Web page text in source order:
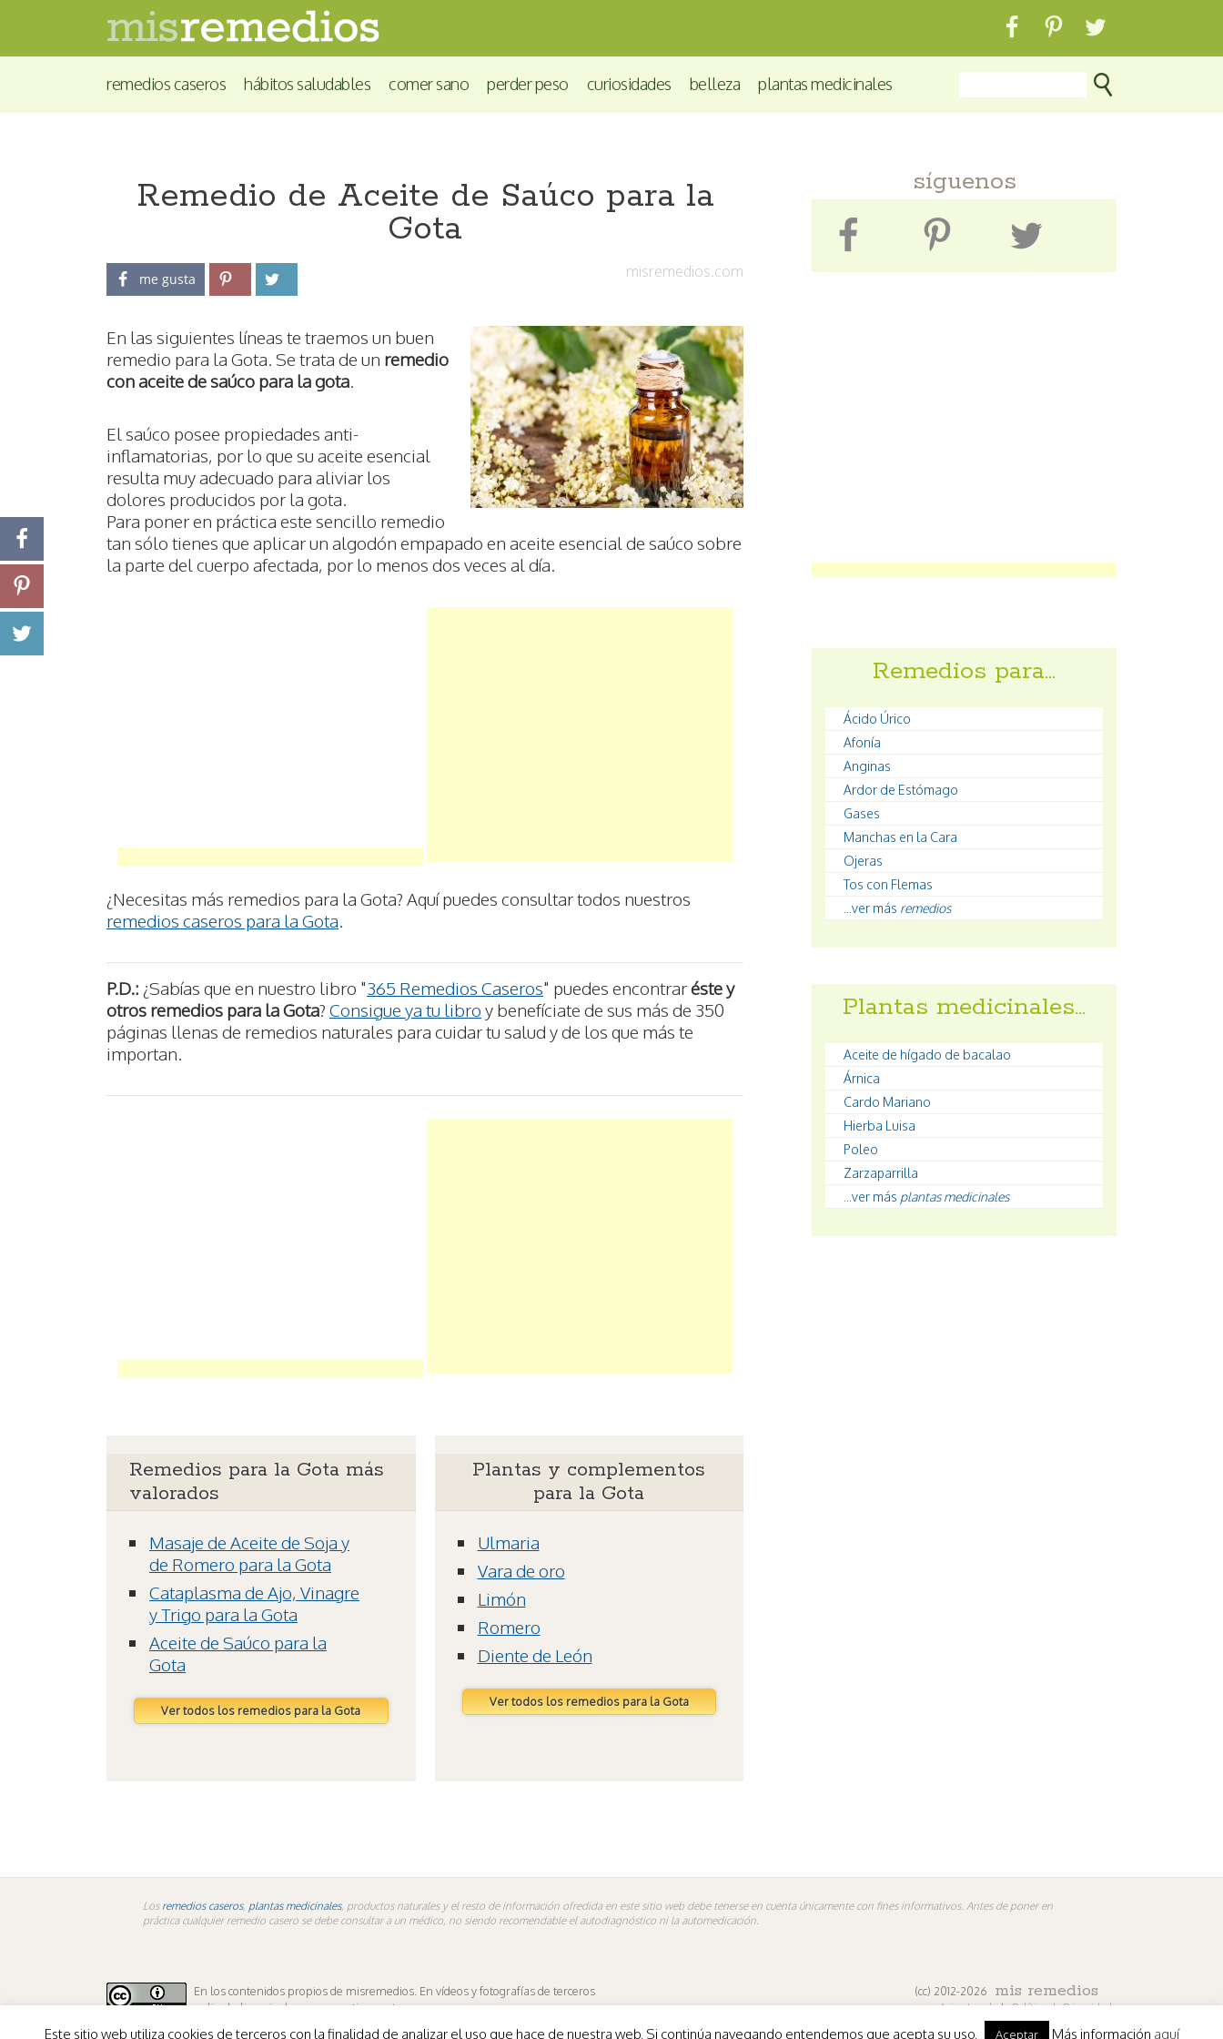
remedios caseros hábitos saludables comer sano perder peso curiosidades belleza plantas medicinales
Remedio de Aceite de Saúco para la
Gota
misremedios.com
me gusta
En las siguientes líneas te traemos un buen
remedio para la Gota. Se trata de un remedio
con aceite de saúco para la gota.
El saúco posee propiedades anti-
inflamatorias, por lo que su aceite esencial
resulta muy adecuado para aliviar los
dolores producidos por la gota.
Para poner en práctica este sencillo remedio
tan sólo tienes que aplicar un algodón empapado en aceite esencial de saúco sobre
la parte del cuerpo afectada, por lo menos dos veces al día.
¿Necesitas más remedios para la Gota? Aquí puedes consultar todos nuestros
remedios caseros para la Gota
P.D.: ¿Sabías que en nuestro libro "365 Remedios Caseros" puedes encontraréste y
otros remedios para la Gota? Consigue ya tu libro y benefíciate de sus más de 350
páginas llenas de remedios naturales para cuidar tu salud y de los que más te
importan.
Remedios para la Gota más
valorados
Masaje de Aceite de Soja y
de Romero para la Gota
Cataplasma de Ajo, Vinagre
y Trigo para la Gota
Aceite de Saúco para la
Gota
Ver todos los remedios para la Gota
Plantas y complementos
para la Gota
Ulmaria
Vara de oro
Limón
Romero
Diente de León
Ver todos los remedios para la Gota
síguenos
Remedios para…
Ácido Úrico
Afonía
Anginas
Ardor de Estómago
Gases
Manchas en la Cara
Ojeras
Tos con Flemas
...ver más remedios
Plantas medicinales…
Aceite de hígado de bacalao
Árnica
Cardo Mariano
Hierba Luisa
Poleo
Zarzaparrilla
...ver más plantas medicinales
Los remedios caseros, plantas medicinales, productos naturales y el resto de información ofredida en este sitio web debe tenerse en cuenta únicamente con fines informativos. Antes de poner en
práctica cualquier remedio casero se debe consultar a un médico, no siendo recomendable el autodiagnóstico ni la automedicación.
(cc) 2012-2026 mis remedios
Aviso Legal | Política de Privacidad
En los contenidos propios de misremedios. En vídeos y fotografías de terceros
aplica la licencia de sus respectivos autores.
Este sitio web utiliza cookies de terceros con la finalidad de analizar el uso que hace de nuestra web. Si continúa navegando entendemos que acepta su uso. Aceptar Más información aquí